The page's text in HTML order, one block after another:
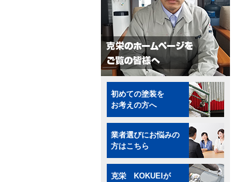
初めての塗装を
お考えの方へ
業者選びにお悩みの
方はこちら
克栄 KOKUEIが